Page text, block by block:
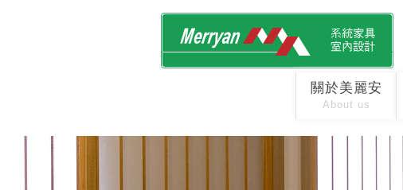
關於美麗安
About us